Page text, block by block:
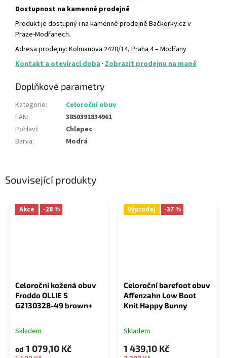
Související produkty
Akce -28 %
Celoroční kožená obuv
Froddo OLLIE S
G2130328-49 brown+
Skladem
od 1 079,10 Kč
Výprodej -37 %
Celoroční barefoot obuv
Affenzahn Low Boot
Knit Happy Bunny
Skladem
1 439,10 Kč
Dostupnost na kamenné prodejně
Produkt je dostupný i na kamenné prodejně Bačkorky.cz v
Praze-Modřanech.
Adresa prodejny: Kolmanova 2420/14, Praha 4 – Modřany
Kontakt a otevírací doba · Zobrazit prodejnu na mapě
Doplňkové parametry
Kategorie:
Celoroční obuv
EAN:
3850391834961
Pohlaví:
Chlapec
Barva: Modrá